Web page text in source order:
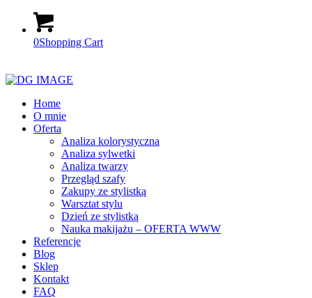
0Shopping Cart
Home
O mnie
Oferta
Analiza kolorystyczna
Analiza sylwetki
Analiza twarzy
Przegląd szafy
Zakupy ze stylistką
Warsztat stylu
Dzień ze stylistką
Nauka makijażu – OFERTA WWW
Referencje
Blog
Sklep
Kontakt
FAQ